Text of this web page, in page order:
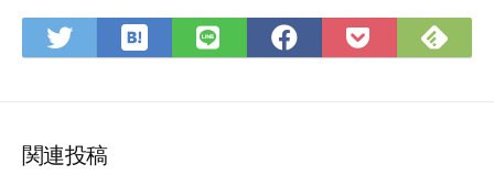
Twitter
で
ア
は
て
LINE
で
Facebook
で
Pocket
に
で
関連投稿